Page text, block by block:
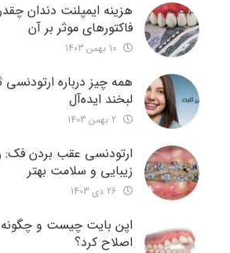
فاکتورهای موثر بر آن
همه چیز درباره
لبخند ایده‌آل
ارتودنسی عقب بردن
زیبایی و سلامت بهتر
اپن بایت چیست و چگونه
اصلاح کرد؟